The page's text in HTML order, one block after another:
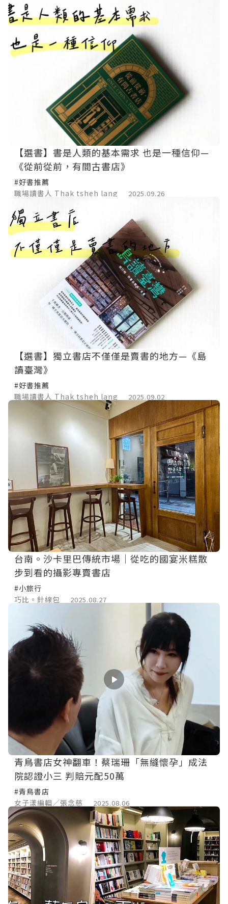
【選書】書是人類的基本需求 也是一種信仰—
《從前從前，有間古書店》
#好書推薦
職場讀書人 Thak tsheh lang
2025.09.26
【選書】獨立書店不僅僅是賣書的地方—《島
讀臺灣》
#好書推薦
職場讀書人 Thak tsheh lang
2025.09.02
台南。沙卡里巴傳統市場｜從吃的國宴米糕散
步到看的攝影專賣書店
#小旅行
巧比。針線包
2025.08.27
青鳥書店女神翻車！蔡瑞珊「無縫懷孕」成法
院認證小三 判賠元配50萬
#青鳥書店
女子漾編輯／張念慈
2025.08.06